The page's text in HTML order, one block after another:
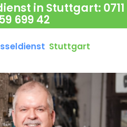
in Stuttgart: 0711
699 42
Stuttgart